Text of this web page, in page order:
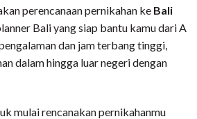
perencanaan pernikahan ke Bali
Bali yang siap bantu kamu dari A
dan jam terbang tinggi,
dalam hingga luar negeri dengan
mulai rencanakan pernikahanmu